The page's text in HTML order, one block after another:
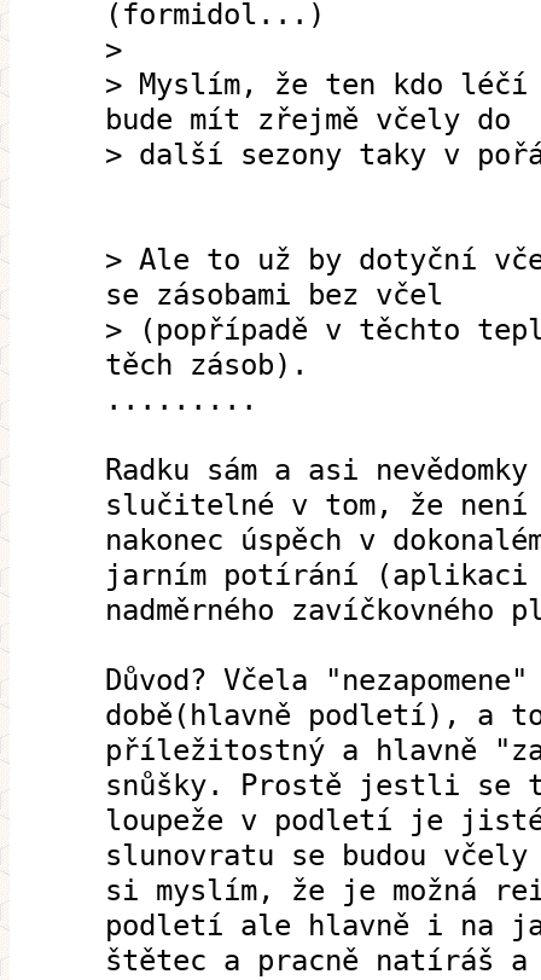
(formidol...)
>
> Myslím, že ten kdo léčí
bude mít zřejmě včely do
> další sezony taky v
> Ale to už by dotyční
se zásobami bez včel
> (popřípadě v těchto
těch zásob).
.........
Radku sám a asi
slučitelné v tom, že není
nakonec úspěch v
jarním potírání (aplikaci
nadměrného zavíčkovného
Důvod? Včela
době(hlavně podletí), a
příležitostný a hlavně
snůšky. Prostě jestli se
loupeže v podletí je
slunovratu se budou
si myslím, že je možná
podletí ale hlavně i na
štětec a pracně natíráš